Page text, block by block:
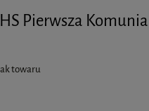
Pierwsza
towaru